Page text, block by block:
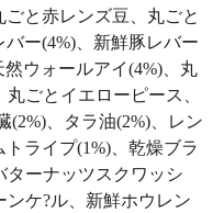
と赤レンズ豆、丸ごと
ー(4%)、新鮮豚レバー
ウォールアイ(4%)、丸
ごとイエローピース、
(2%)、タラ油(2%)、レン
ライプ(1%)、乾燥ブラ
ターナッツスクワッシ
ンケ?ル、新鮮ホウレン